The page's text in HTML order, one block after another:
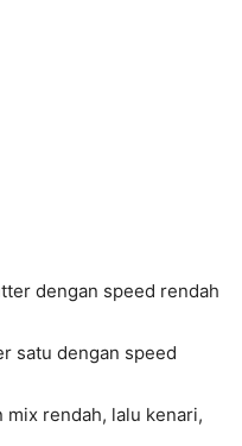
dengan speed rendah
satu dengan speed
mix rendah, lalu kenari,